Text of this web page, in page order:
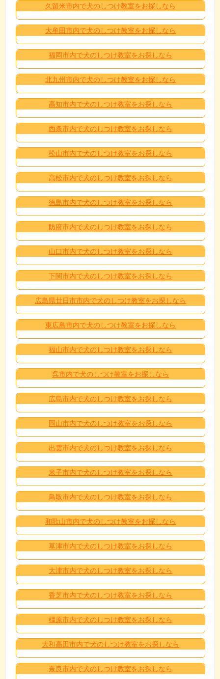
久留米市内で犬のしつけ教室をお探しなら
大牟田市内で犬のしつけ教室をお探しなら
福岡市内で犬のしつけ教室をお探しなら
北九州市内で犬のしつけ教室をお探しなら
高知市内で犬のしつけ教室をお探しなら
西条市内で犬のしつけ教室をお探しなら
松山市内で犬のしつけ教室をお探しなら
高松市内で犬のしつけ教室をお探しなら
徳島市内で犬のしつけ教室をお探しなら
防府市内で犬のしつけ教室をお探しなら
山口市内で犬のしつけ教室をお探しなら
下関市内で犬のしつけ教室をお探しなら
広島県廿日市市内で犬のしつけ教室をお探しなら
東広島市内で犬のしつけ教室をお探しなら
福山市内で犬のしつけ教室をお探しなら
呉市内で犬のしつけ教室をお探しなら
広島市内で犬のしつけ教室をお探しなら
岡山市内で犬のしつけ教室をお探しなら
出雲市内で犬のしつけ教室をお探しなら
米子市内で犬のしつけ教室をお探しなら
鳥取市内で犬のしつけ教室をお探しなら
和歌山市内で犬のしつけ教室をお探しなら
草津市内で犬のしつけ教室をお探しなら
大津市内で犬のしつけ教室をお探しなら
香芝市内で犬のしつけ教室をお探しなら
橿原市内で犬のしつけ教室をお探しなら
大和高田市内で犬のしつけ教室をお探しなら
奈良市内で犬のしつけ教室をお探しなら